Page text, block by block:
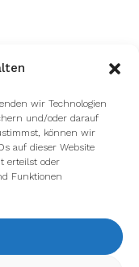
wir Technologien
und/oder darauf
können wir
auf dieser Website
erteilst oder
Funktionen